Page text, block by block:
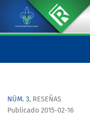
Sobre: Laura Beatriz
NÚM. 3, RESEÑAS
Publicado 2015-02-16